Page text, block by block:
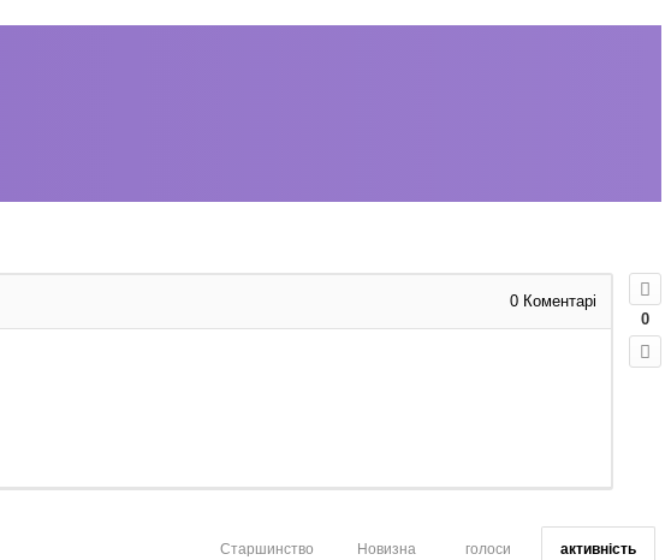
0
0 Коментарі
активність
голоси
Новизна
Старшинство